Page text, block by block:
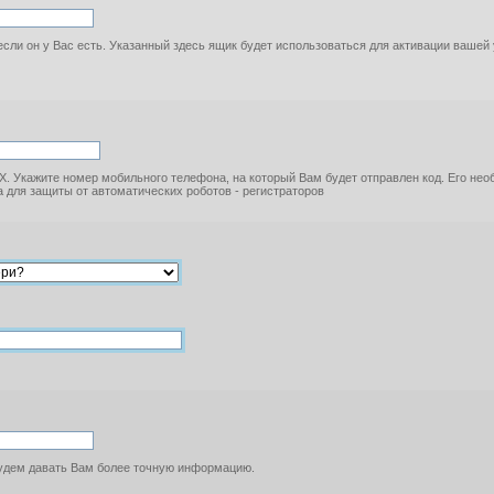
он у Вас есть. Указанный здесь ящик будет использоваться для активации
Укажите номер мобильного телефона, на который Вам будет отправлен код. Его
защиты от автоматических роботов - регистраторов
давать Вам более точную информацию.